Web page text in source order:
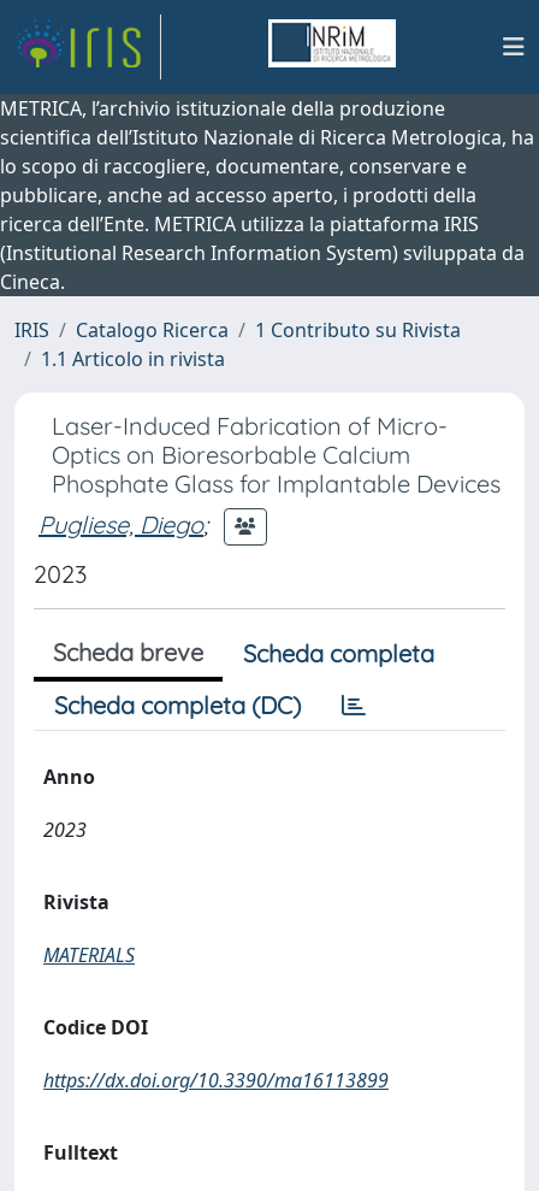
METRICA, l’archivio istituzionale della produzione
scientifica dell’Istituto Nazionale di Ricerca Metrologica, ha
lo scopo di raccogliere, documentare, conservare e
pubblicare, anche ad accesso aperto, i prodotti della
ricerca dell’Ente. METRICA utilizza la piattaforma IRIS
(Institutional Research Information System) sviluppata da
Cineca.
IRIS
Catalogo Ricerca
1 Contributo su Rivista
1.1 Articolo in rivista
Laser-Induced Fabrication of Micro-
Optics on Bioresorbable Calcium
Phosphate Glass for Implantable Devices
Pugliese, Diego;
2023
Scheda breve
Scheda completa
Scheda completa (DC)
Anno
2023
Rivista
MATERIALS
Codice DOI
https://dx.doi.org/10.3390/ma16113899
Fulltext